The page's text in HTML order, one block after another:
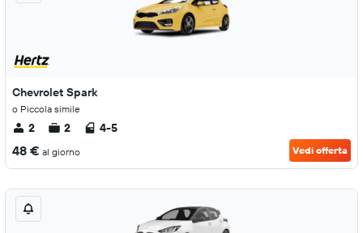
Chevrolet Spark
o Piccola simile
2 2 4-5
48 € al giorno Vedi offerta